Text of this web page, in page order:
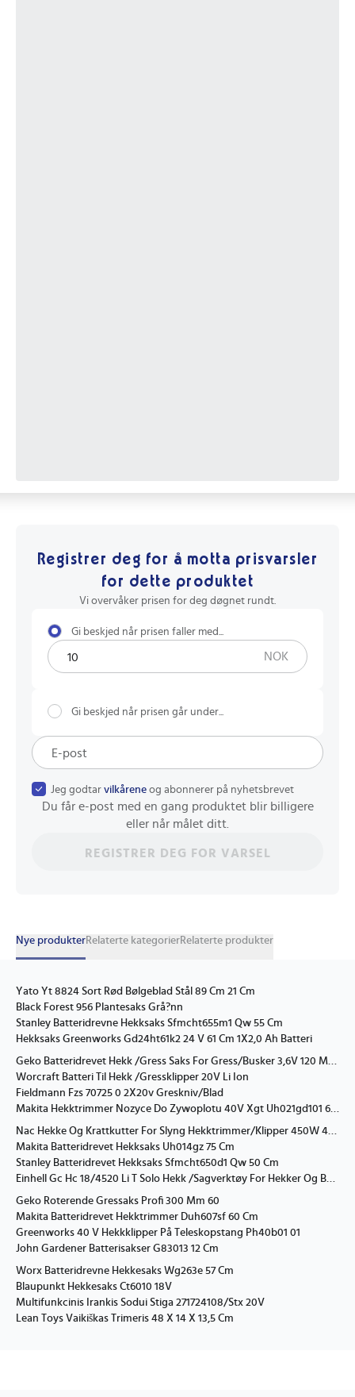
Registrer deg for å motta prisvarsler
for dette produktet
Vi overvåker prisen for deg døgnet rundt.
Gi beskjed når prisen faller med...
NOK
Gi beskjed når prisen går under...
Jeg godtar vilkårene og abonnerer på nyhetsbrevet
Du får e-post med en gang produktet blir billigere
eller når målet ditt.
REGISTRER DEG FOR VARSEL
Nye produkterRelaterte kategorierRelaterte produkter
Yato Yt 8824 Sort Rød Bølgeblad Stål 89 Cm 21 Cm
Black Forest 956 Plantesaks Grå?nn
Stanley Batteridrevne Hekksaks Sfmcht655m1 Qw 55 Cm
Hekksaks Greenworks Gd24ht61k2 24 V 61 Cm 1X2,0 Ah Batteri
Geko Batteridrevet Hekk /Gress Saks For Gress/Busker 3,6V 120 Mm 4
Worcraft Batteri Til Hekk /Gressklipper 20V Li Ion
Fieldmann Fzs 70725 0 2X20v Greskniv/Blad
Makita Hekktrimmer Nozyce Do Zywoplotu 40V Xgt Uh021gd101 600Mm 1X2,5Ah
Nac Hekke Og Krattkutter For Slyng Hekktrimmer/Klipper 450W 45 Cm
Makita Batteridrevet Hekksaks Uh014gz 75 Cm
Stanley Batteridrevet Hekksaks Sfmcht650d1 Qw 50 Cm
Einhell Gc Hc 18/4520 Li T Solo Hekk /Sagverktøy For Hekker Og Busker Nozyce Do Zyw/ Pila Wysieg Solo
Geko Roterende Gressaks Profi 300 Mm 60
Makita Batteridrevet Hekktrimmer Duh607sf 60 Cm
Greenworks 40 V Hekkklipper På Teleskopstang Ph40b01 01
John Gardener Batterisakser G83013 12 Cm
Worx Batteridrevne Hekkesaks Wg263e 57 Cm
Blaupunkt Hekkesaks Ct6010 18V
Multifunkcinis Irankis Sodui Stiga 271724108/Stx 20V
Lean Toys Vaikiškas Trimeris 48 X 14 X 13,5 Cm